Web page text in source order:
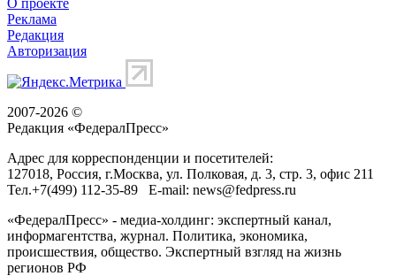
Реклама
Редакция
Авторизация
2007-2026 ©
Редакция «ФедералПресс»
Адрес для корреспонденции и посетителей:
127018, Россия, г.Москва, ул. Полковая, д. 3, стр. 3, офис 211
Тел.+7(499) 112-35-89 E-mail: news@fedpress.ru
«ФедералПресс» - медиа-холдинг: экспертный канал,
информагентства, журнал. Политика, экономика,
происшествия, общество. Экспертный взгляд на жизнь
регионов РФ